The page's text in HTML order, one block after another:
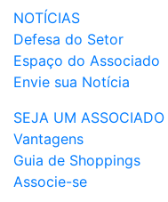
NOTÍCIAS
Defesa do Setor
Espaço do Associado
Envie sua Notícia
SEJA UM ASSOCIADO
Vantagens
Guia de Shoppings
Associe-se